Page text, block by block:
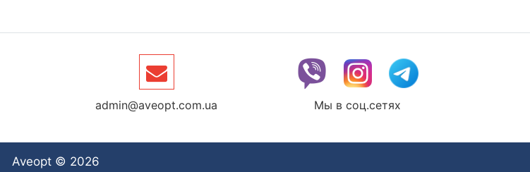
admin@aveopt.com.ua Мы в соц.сетях
Aveopt © 2026